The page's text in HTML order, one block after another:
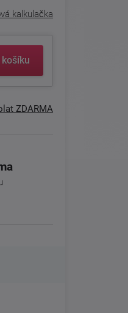
kalkulačka
ZDARMA